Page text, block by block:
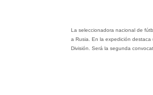
La seleccionadora nacional de
a Rusia. En la expedición destaca
División. Será la segunda